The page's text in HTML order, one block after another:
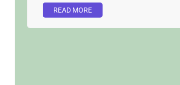
READ MORE